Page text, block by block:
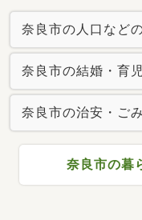
奈良市の人口など
奈良市の結婚・育
奈良市の治安・ご
奈良市の暮